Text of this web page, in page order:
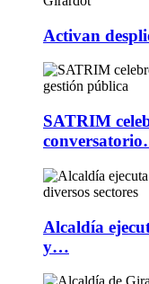
Activan
SATRIM
Alcaldía
y…